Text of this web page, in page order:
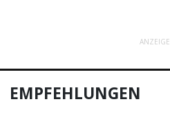
ANZEIGE
EMPFEHLUNGEN